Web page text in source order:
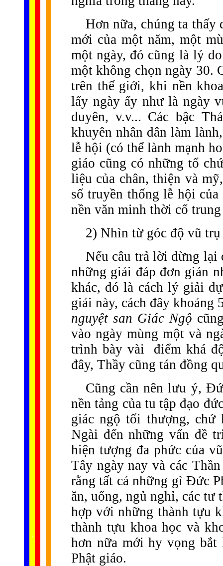
.
Hơn nữa, chúng ta thấy
mới của một năm, một
một ngày, đó cũng là lý
một không chọn ngày 30.
trên thế giới, khi nền
lấy ngày ấy như là ngày
duyên, v.v... Các bậc
khuyên nhân dân làm
lễ hội (có thể lành mạnh
giáo cũng có những tổ
liệu của chân, thiện và
số truyền thống lễ hội của
nền văn minh thời cổ
2) Nhìn từ góc độ vũ trụ
Nếu câu trả lời dừng lại
những giải đáp đơn giản
khác, đó là cách lý giải
giải này, cách đây khoảng
nguyệt san Giác Ngộ
vào ngày mùng một và
trình bày vài
điểm khá
đây, Thầy cũng tán đồng
Cũng cần nên lưu ý,
nền tảng của tu tập đạo
giác ngộ tối thượng, chứ
Ngài đến những vấn đề
hiện tượng đa phức của
Tây ngày nay và các
rằng tất cả những gì Đức
ăn, uống, ngủ nghỉ, các tư
hợp với những thành tựu
thành tựu khoa học và
hơn nữa mới hy vọng
Phật giáo.